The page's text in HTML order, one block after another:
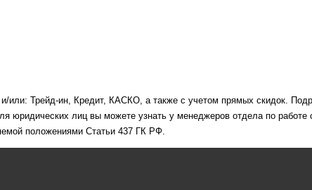
или: Трейд-ин, Кредит, КАСКО, а также с учетом прямых скидок.
юридических лиц вы можете узнать у менеджеров отдела по работе
положениями Статьи 437 ГК РФ.